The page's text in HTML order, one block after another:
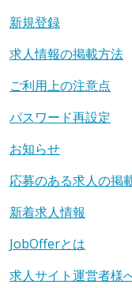
新規登録
求人情報の掲載方法
ご利用上の注意点
パスワード再設定
お知らせ
応募のある求人の掲
新着求人情報
JobOfferとは
求人サイト運営者様